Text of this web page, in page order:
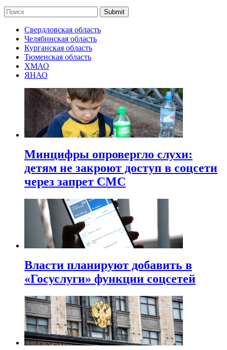
Submit
Свердловская область
Челябинская область
Курганская область
Тюменская область
ХМАО
ЯНАО
Минцифры опровергло слухи:
детям не закроют доступ в соцсети
через запрет СМС
Власти планируют добавить в
«Госуслуги» функции соцсетей